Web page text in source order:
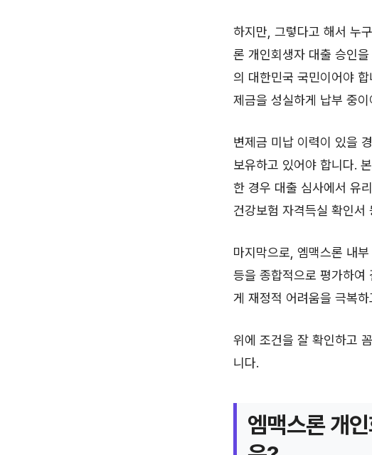
하지만, 그렇다고 해서 누
론 개인회생자 대출 승인
의 대한민국 국민이어야
제금을 성실하게 납부 중
변제금 미납 이력이 있을
보유하고 있어야 합니다.
한 경우 대출 심사에서 유
건강보험 자격득실 확인서
마지막으로, 엠맥스론 내
등을 종합적으로 평가하여
게 재정적 어려움을 극복
위에 조건을 잘 확인하고
니다.
엠맥스론 개